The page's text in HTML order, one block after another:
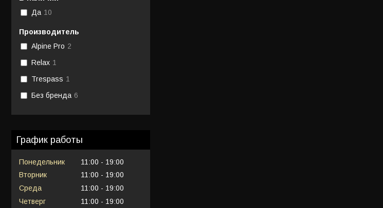
Да 10
Производитель
Alpine Pro 2
Relax 1
Trespass 1
Без бренда 6
График работы
Понедельник 11:00
19:00
Вторник
11:00
19:00
Среда
11:00
19:00
Четверг
11:00
19:00